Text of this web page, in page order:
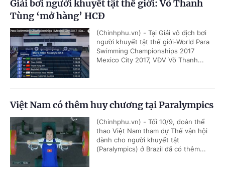
Giải bơi người khuyết tật thế giới: Võ Thanh
Tùng ‘mở hàng’ HCĐ
(Chinhphu.vn) - Tại Giải vô địch bơi
người khuyết tật thế giới-World Para
Swimming Championships 2017
Mexico City 2017, VĐV Võ Thanh...
Việt Nam có thêm huy chương tại Paralympics
(Chinhphu.vn) - Tối 10/9, đoàn thể
thao Việt Nam tham dự Thế vận hội
dành cho người khuyết tật
(Paralympics) ở Brazil đã có thêm...